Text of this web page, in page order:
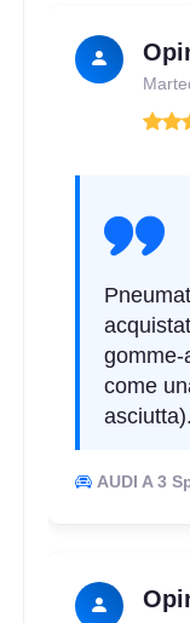
gomme-
come
asciutta).
AUDI A 3